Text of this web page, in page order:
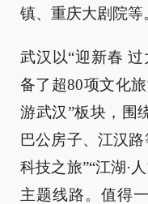
镇、重庆大剧院等
武汉以“迎新春
备了超80项文化
游武汉”板块，围
巴公房子、江汉
科技之旅”“江湖·
主题线路。值得